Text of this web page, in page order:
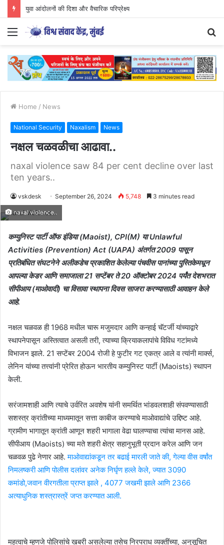
युवा आंदोलनों की दिशा और वैचारिक परिप्रेक्ष्य
Menu
Home / News
National Security Naxalism News
नक्षल चळवळीचा आढावा..
naxal violence saw 84 per cent decline over last
ten years..
vskdesk September 26, 2024 5,748 3 minutes read
naxal violence..
कम्युनिस्ट पार्टी ऑफ इंडिया (Maoist), CPI(M) या Unlawful
Activities (Prevention) Act (UAPA) अंतर्गत 2009 पासून
प्रतिबंधित संघटनेने अलीकडेच प्रकाशित केलेल्या पंचवीस पानांच्या पुस्तिकेमधून
आपल्या केडर आणि समाजाला 21 सप्टेंबर ते 20 ऑक्टोबर 2024 पर्यंत देशभरात
सीपीआय (माओवादी) चा विसावा स्थापना दिवस साजरा करण्यासाठी आवाहन केले
आहे.
नक्षल चळवळ ही 1968 मधील चारू मजुमदार आणि कन्हाई चॅटर्जी यांच्याद्वारे
स्थापनेपासून अस्तित्वात असली तरी, त्याच्या क्रियाकलापांचे विविध गटांमध्ये
विभाजन झाले. 21 सप्टेंबर 2004 रोजी हे फुटीर गट एकत्र आले व त्यांनी मार्क्स,
लेनिन यांच्या तत्त्वांनी प्रेरित होऊन भारतीय कम्युनिस्ट पार्टी (Maoists) स्थापन
केली.
सरंजामशाही आणि त्याचे उर्वरित अवशेष यांनी समर्थित भांडवलशाही संपवण्यासाठी
सशस्त्र क्रांतीच्या माध्यमातून सत्ता काबीज करण्याचे माओवाद्यांचे उद्दिष्ट आहे.
ग्रामीण भागातून क्रांती आणून शहरी भागाला वेढा घालण्याचा त्यांचा मानस आहे.
सीपीआय (Maoists) च्या मते शहरी क्षेत्र सहानुभूती प्रदान करेल आणि जन
चळवळ पुढे नेणार आहे.माओवाद्यांकडून तर बढाई मारली जाते की, गेल्या वीस वर्षांत
निमलष्करी आणि पोलीस दलांवर अनेक निर्घृण हल्ले केले, ज्यात 3090
कमांडो,जवान वीरगतीला प्राप्त झाले , 4077 जखमी झाले आणि 2366
अत्याधुनिक शस्त्रास्त्रें जप्त करण्यात आली.
महत्वाचे म्हणजे पोलिसांचे खबरी असलेल्या तसेच निरपराध व्यक्तींच्या, अनुसूचित